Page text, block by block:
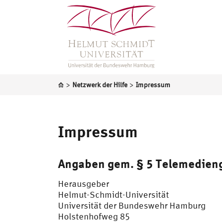
> Netzwerk der Hilfe > Impressum
Impressum
Angaben gem. § 5
Herausgeber
Helmut-Schmidt-Universität
Universität der Bundeswehr Hamburg
Holstenhofweg 85